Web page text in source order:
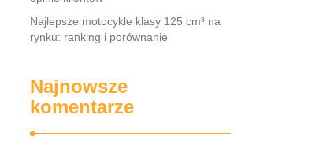
Najlepsze motocykle klasy 125 cm³ na
rynku: ranking i porównanie
Najnowsze
komentarze